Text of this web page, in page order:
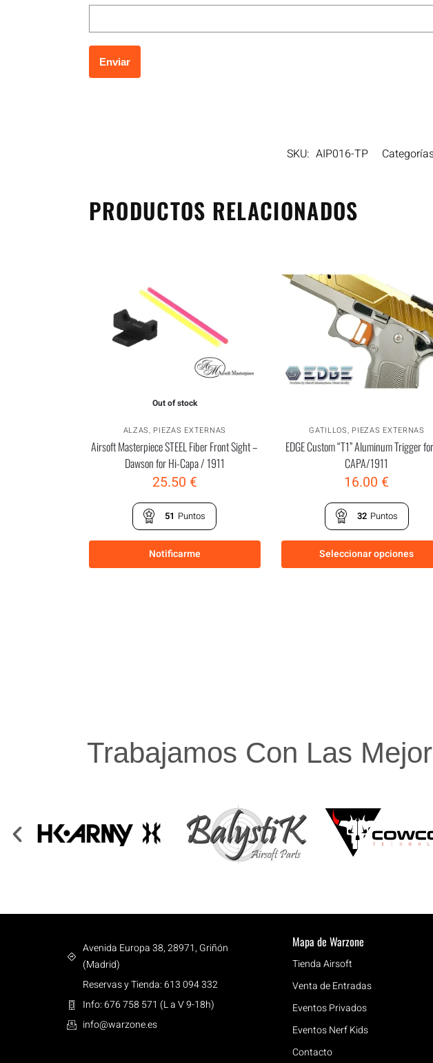
SKU: AIP016-TP
PRODUCTOS RELACIONADOS
Out of stock
ALZAS, PIEZAS EXTERNAS
Airsoft Masterpiece STEEL Fiber Front Sight –
Dawson for Hi-Capa / 1911
25.50 €
51 Puntos
Notificarme
GATILLOS, PIEZAS EXTERNAS
EDGE Custom “T1” Aluminum Trigger
CAPA/1911
16.00 €
32 Puntos
Seleccionar opciones
Trabajamos Con Las
Avenida Europa 38, 28971, Griñón
(Madrid)
Reservas y Tienda: 613 094 332
Info: 676 758 571 (L a V 9-18h)
info@warzone.es
Mapa de Warzone
Tienda Airsoft
Venta de Entradas
Eventos Privados
Eventos Nerf Kids
Contacto